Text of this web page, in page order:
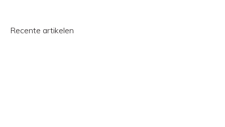
Recente artikelen